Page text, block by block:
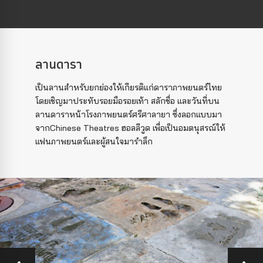
ลานดารา
เป็นลานสำหรับยกย่องให้เกียรติแก่ดาราภาพยนตร์ไทย
โดยเชิญมาประทับรอยมือรอยเท้า สลักชื่อ และวันที่บน
ลานดาราหน้าโรงภาพยนตร์ศรีศาลายา ซึ่งลอกแบบมา
จากChinese Theatres ฮอลลีวูด เพื่อเป็นอมตนุสรณ์ให้
แฟนภาพยนตร์และผู้สนใจมารำลึก